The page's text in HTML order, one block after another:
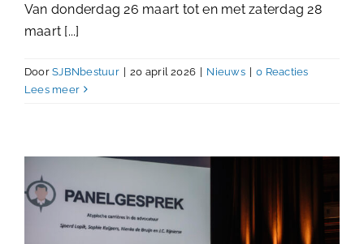
Van donderdag 26 maart tot en met zaterdag 28
maart [...]
DoorSJBNbestuur 20 april 2026 Nieuws
0 Reacties
Lees meer